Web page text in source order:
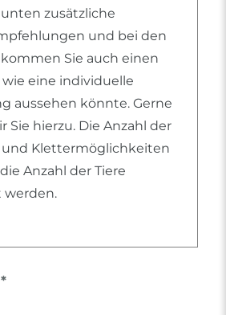
zusätzliche
und bei den
Sie auch einen
wie eine individuelle
aussehen könnte. Gerne
Sie hierzu. Die Anzahl der
und Klettermöglichkeiten
Anzahl der Tiere
werden.
*